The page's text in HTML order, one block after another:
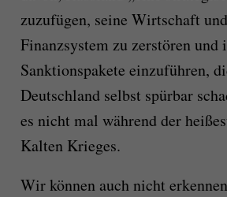
zuzufügen, seine Wirtschaft
Finanzsystem zu zerstören und
Sanktionspakete einzuführen,
Deutschland selbst spürbar
es nicht mal während der
Kalten Krieges.
Wir können auch nicht